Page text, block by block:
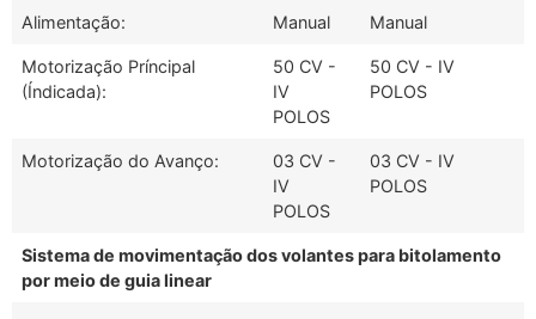
Alimentação: Manual Manual
Motorização Príncipal
(Índicada):
50 CV -
IV
POLOS
50 CV - IV
POLOS
Motorização do Avanço:
03 CV -
IV
POLOS
03 CV - IV
POLOS
Sistema de movimentação dos volantes para bitolamento
por meio de guia linear